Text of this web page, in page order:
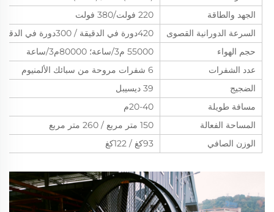
الجهد والطاقة
220 فولت/380 فولت
السرعة الدورانية القصوى
420دورة في الدقيقة / 300دورة في الدقيقة
حجم الهواء
55000 م3/ساعة؛ 80000م3/ساعة
عدد الشفرات
6 شفرات مروحة من سبائك الألمنيوم
الضجيج
39 ديسيبل
مسافة طويلة
20-40م
المساحة الفعالة
150 متر مربع / 260 متر مربع
الوزن الصافي
93كغ / 122كغ